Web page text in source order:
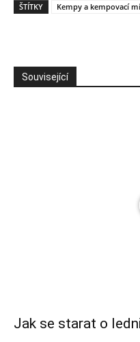
ŠTÍTKY Kempy a kempovací
Související
Jak se starat o